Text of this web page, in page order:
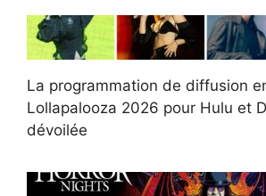
La programmation de diffusion
Lollapalooza 2026 pour Hulu et
dévoilée